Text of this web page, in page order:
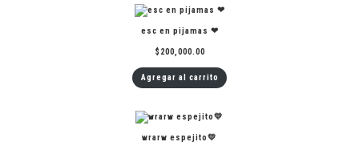
esc en pijamas ❤
$200,000.00
Agregar al carrito
wrarw espejito💛